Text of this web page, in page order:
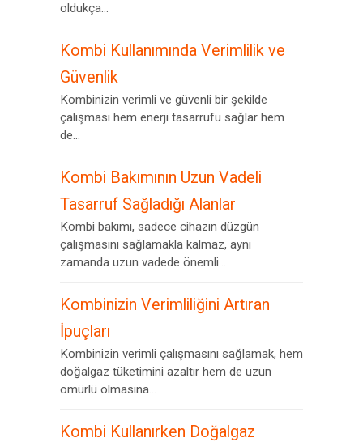
oldukça...
Kombi Kullanımında Verimlilik ve
Güvenlik
Kombinizin verimli ve güvenli bir şekilde
çalışması hem enerji tasarrufu sağlar hem
de...
Kombi Bakımının Uzun Vadeli
Tasarruf Sağladığı Alanlar
Kombi bakımı, sadece cihazın düzgün
çalışmasını sağlamakla kalmaz, aynı
zamanda uzun vadede önemli...
Kombinizin Verimliliğini Artıran
İpuçları
Kombinizin verimli çalışmasını sağlamak, hem
doğalgaz tüketimini azaltır hem de uzun
ömürlü olmasına...
Kombi Kullanırken Doğalgaz